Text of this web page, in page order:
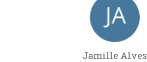
Jamille Alves